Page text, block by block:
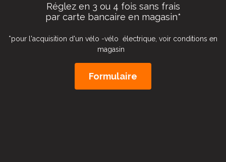
Réglez en 3 ou 4 fois sans frais
par carte bancaire en magasin*
*pour l'acquisition d'un vélo -vélo électrique, voir conditions en
magasin
Formulaire